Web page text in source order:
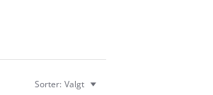
Sorter: Valgt